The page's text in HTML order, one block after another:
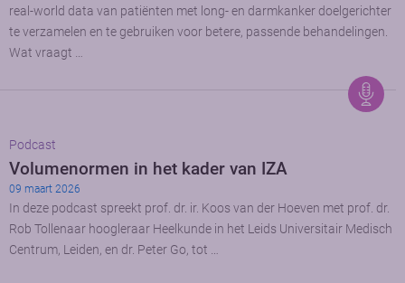
real-world data van patiënten met long- en darmkanker doelgerichter
te verzamelen en te gebruiken voor betere, passende behandelingen.
Wat vraagt …
Podcast
Volumenormen in het kader van IZA
09 maart 2026
In deze podcast spreekt prof. dr. ir. Koos van der Hoeven met prof. dr.
Rob Tollenaar hoogleraar Heelkunde in het Leids Universitair Medisch
Centrum, Leiden, en dr. Peter Go, tot …